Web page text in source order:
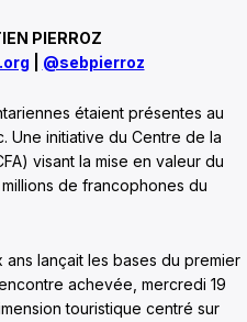
PIERROZ
@sebpierroz
étaient présentes au
Une initiative du Centre de la
visant la mise en valeur du
de francophones du
lançait les bases du premier
achevée, mercredi 19
touristique centré sur